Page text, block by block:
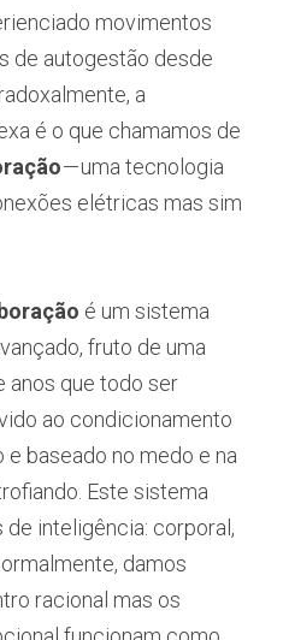
movimentos
de autogestão desde
a
— uma tecnologia
elétricas mas sim
fruto de uma
anos que todo ser
ao condicionamento
baseado no medo e na
Este sistema
inteligência: corporal,
damos
racional mas os